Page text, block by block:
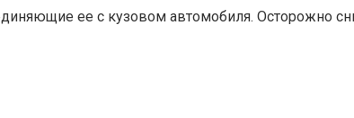
ее с кузовом автомобиля. Осторожно